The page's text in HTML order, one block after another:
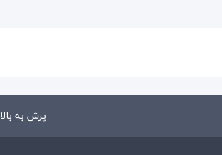
پرش به بالا